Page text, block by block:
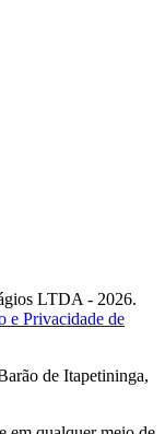
LTDA - 2026.
e Privacidade de
de Itapetininga,